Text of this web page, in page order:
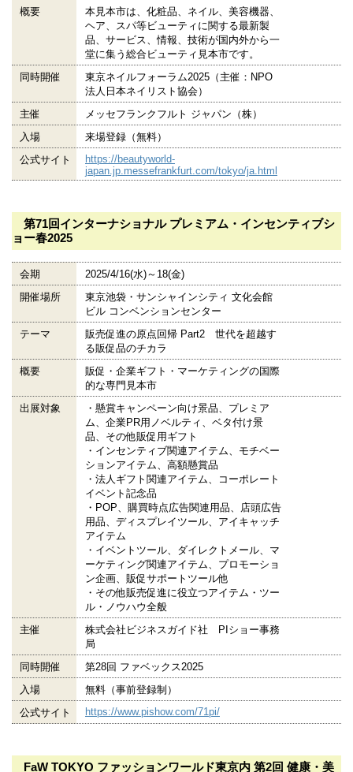
概要
本見本市は、化粧品、ネイル、美容機器、
ヘア、スパ等ビューティに関する最新製
品、サービス、情報、技術が国内外から一
堂に集う総合ビューティ見本市です。
同時開催
東京ネイルフォーラム2025（主催：NPO
法人日本ネイリスト協会）
主催
メッセフランクフルト ジャパン（株）
入場
来場登録（無料）
公式サイト
https://beautyworld-
japan.jp.messefrankfurt.com/tokyo/ja.html
第71回インターナショナル プレミアム・インセンティブシ
ョー春2025
会期
2025/4/16(水)～18(金)
開催場所
東京池袋・サンシャインシティ 文化会館
ビル コンベンションセンター
テーマ
販売促進の原点回帰 Part2 世代を超越す
る販促品のチカラ
概要
販促・企業ギフト・マーケティングの国際
的な専門見本市
出展対象
・懸賞キャンペーン向け景品、プレミア
ム、企業PR用ノベルティ、ベタ付け景
品、その他販促用ギフト
・インセンティブ関連アイテム、モチベー
ションアイテム、高額懸賞品
・法人ギフト関連アイテム、コーポレート
イベント記念品
・POP、購買時点広告関連用品、店頭広告
用品、ディスプレイツール、アイキャッチ
アイテム
・イベントツール、ダイレクトメール、マ
ーケティング関連アイテム、プロモーショ
ン企画、販促サポートツール他
・その他販売促進に役立つアイテム・ツー
ル・ノウハウ全般
主催
株式会社ビジネスガイド社 PIショー事務
局
同時開催
第28回 ファベックス2025
入場
無料（事前登録制）
公式サイト
https://www.pishow.com/71pi/
FaW TOKYO ファッションワールド東京内 第2回 健康・美